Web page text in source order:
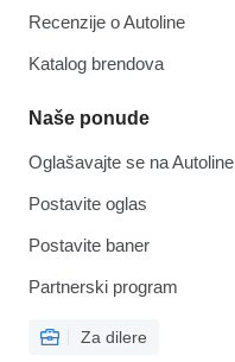
Recenzije o Autoline
Katalog brendova
Naše ponude
Oglašavajte se na Autoline
Postavite oglas
Postavite baner
Partnerski program
Za dilere